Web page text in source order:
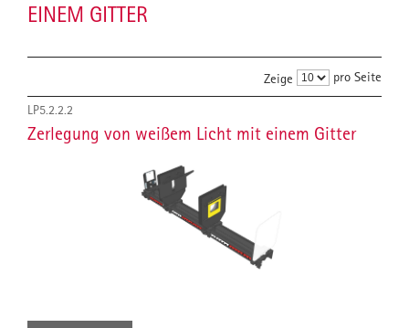
INEM GITTER
Zeige pro Seite
LP5.2.2.2
Zerlegung von weißem Licht mit einem Gitter